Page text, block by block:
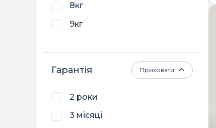
8кг
9кг
Гарантія
2 роки
3 місяці
Приховати